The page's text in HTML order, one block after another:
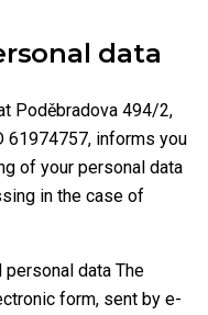
data
Poděbradova 494/2,
61974757, informs you
of your personal data
in the case of
data The
form, sent by e-